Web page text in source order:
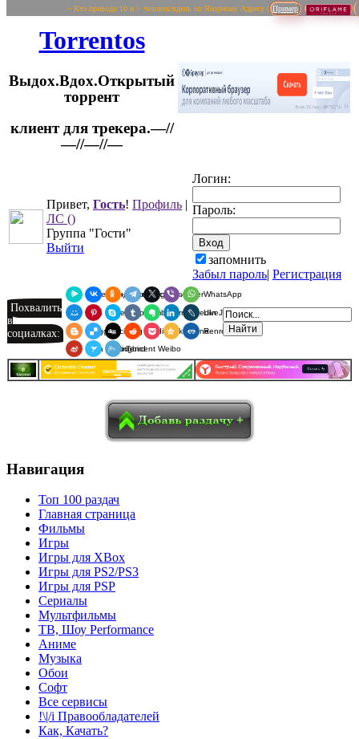
~ Кто приводи 10 и > человек/вдень по Якорному Адресу ( Пример
Torrentos
Выдох.Вдох.Открытый
торрент
Привет, Гость! Профиль |
ЛС ()
Группа "Гости"
Выйти
Логин:
Пароль:
запомнить
Забыл пароль| Регистрация
Похвалить
в
социалках:
Я.Мессенджер
ВКонтакте
Одноклассники
Telegram
X ViberWhatsApp
Мой МирPinterest
SkypeTumblrEvernoteLinkedInLiveJournal
BloggerDelicious
Digg redditPocketQzoneRenren
Sina Weibo
SurfingbirdTencent Weibo
Навигация
Топ 100 раздач
Главная страница
Фильмы
Игры
Игры для XBox
Игры для PS2/PS3
Игры для PSP
Сериалы
Мультфильмы
ТВ, Шоу Performance
Аниме
Музыка
Обои
Софт
Все сервисы
!\|/i Правообладателей
Как, Качать?